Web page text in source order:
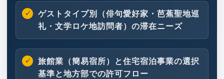
ゲストタイプ別（俳句愛好家・芭蕉聖地巡
礼・文学ロケ地訪問者）の滞在ニーズ
旅館業（簡易宿所）と住宅宿泊事業の選択
基準と地方部での許可フロー